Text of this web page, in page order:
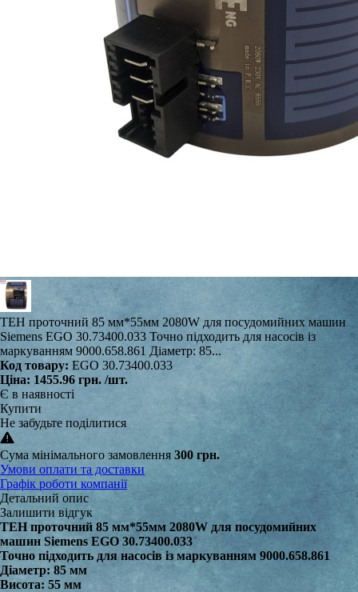
ТЕН проточний 85 мм*55мм 2080W для посудомийних машин
Siemens EGO 30.73400.033 Точно підходить для насосів із
маркуванням 9000.658.861 Діаметр: 85...
Код товару: EGO 30.73400.033
Ціна: 1455.96 грн. /шт.
Є в наявності
Купити
Не забудьте поділитися
Сума мінімального замовлення 300 грн.
Умови оплати та доставки
Графік роботи компанії
Детальний опис
Залишити відгук
ТЕН проточний 85 мм*55мм 2080W для посудомийних
машин Siemens EGO 30.73400.033
Точно підходить для насосів із маркуванням 9000.658.861
Діаметр: 85 мм
Висота: 55 мм